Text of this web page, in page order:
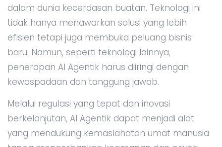
dalam dunia kecerdasan buatan. Teknologi ini
tidak hanya menawarkan solusi yang lebih
efisien tetapi juga membuka peluang bisnis
baru. Namun, seperti teknologi lainnya,
penerapan AI Agentik harus diiringi dengan
kewaspadaan dan tanggung jawab.
Melalui regulasi yang tepat dan inovasi
berkelanjutan, AI Agentik dapat menjadi alat
yang mendukung kemaslahatan umat manusia